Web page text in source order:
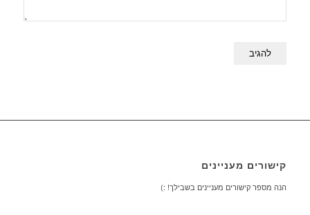
קישורים מעניינים
הנה מספר קישורים מעניינים בשבילך! :)